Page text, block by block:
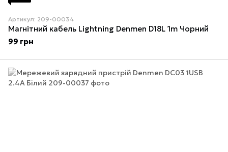
Артикул: 209-00034
Магнітний кабель Lightning Denmen D18L 1m Чорний
99 грн